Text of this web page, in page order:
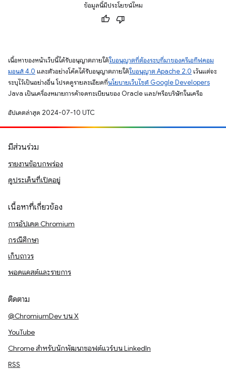
ข้อมูลนี้มีประโยชน์ไหม
เนื้อหาของหน้าเว็บนี้ได้รับอนุญาตภายใต้ใบอนุญาตที่ต้องระบุที่มาของครีเอทีฟคอม
มอนส์ 4.0 และตัวอย่างโค้ดได้รับอนุญาตภายใต้ใบอนุญาต Apache 2.0 เว้นแต่จะ
ระบุไว้เป็นอย่างอื่น โปรดดูรายละเอียดที่นโยบายเว็บไซต์ Google Developers
Java เป็นเครื่องหมายการค้าจดทะเบียนของ Oracle และ/หรือบริษัทในเครือ
อัปเดตล่าสุด 2024-07-10 UTC
มีส่วนร่วม
รายงานข้อบกพร่อง
ดูประเด็นที่เปิดอยู่
เนื้อหาที่เกี่ยวข้อง
การอัปเดต Chromium
กรณีศึกษา
เก็บถาวร
พอดแคสต์และรายการ
ติดตาม
@ChromiumDev บน X
YouTube
Chrome สำหรับนักพัฒนาซอฟต์แวร์บน LinkedIn
RSS